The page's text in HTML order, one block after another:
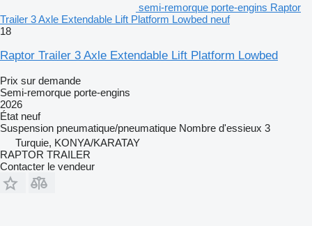
semi-remorque porte-engins Raptor
Trailer 3 Axle Extendable Lift Platform Lowbed neuf
18
Raptor Trailer 3 Axle Extendable Lift Platform Lowbed
Prix sur demande
Semi-remorque porte-engins
2026
État neuf
Suspension pneumatique/pneumatique Nombre d'essieux 3
Turquie, KONYA/KARATAY
RAPTOR TRAILER
Contacter le vendeur